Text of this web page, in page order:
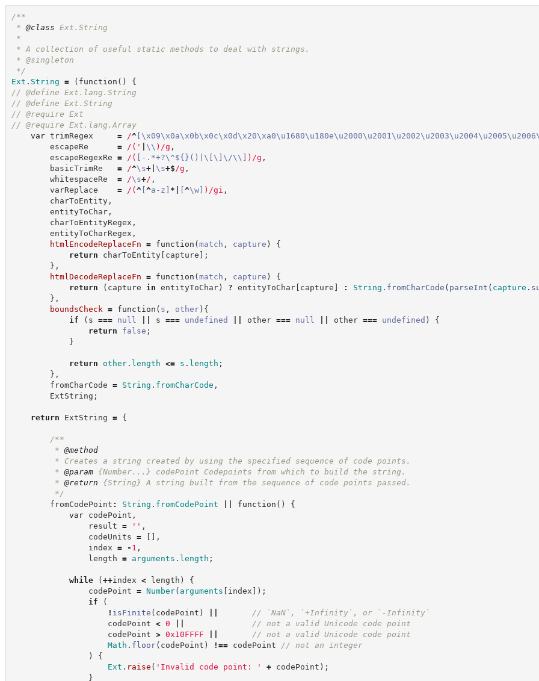
/**
* @class Ext.String
*
* A collection of useful static methods to deal with strings.
* @singleton
*/
Ext . String = ( function ( )
{
// @define Ext.lang.String
// @define Ext.String
// @require Ext
// @require Ext.lang.Array
var trimRegex = /^[ \x09\x0a\x0b\x0c\x0d \x20\xa0\u1680\u180e\u2000\u2001 \u2002\u2003\u2004\u2005\u2006
escapeRe = / ( ' \\ ) /g ,
escapeRegexRe = / ( [ - . *+?\^${}()| \[ \] \/\\ ] ) /g ,
basicTrimRe = /^\s+| \s+$ /g ,
whitespaceRe = /\s+/ ,
varReplace = / (^[^a-z ] * [^\w] ) /gi ,
charToEntity,
entityToChar,
charToEntityRegex ,
entityToCharRegex ,
htmlEncodeReplaceFn = function (match , capture )
{
return charToEntity[ capture ] ;
} ,
htmlDecodeReplaceFn = function (match , capture )
{
return
( capture in entityToChar) ? entityToChar[ capture ] : String . fromCharCode ( parseInt ( capture .
} ,
boundsCheck = function ( s , other) {
if
( s === null s === undefined other === null other === undefined )
{
return
false ;
}
return other. length <= s . length ;
} ,
fromCharCode = String . fromCharCode ,
ExtString ;
return ExtString = {
/**
* @method
* Creates a string created by using the specified sequence of code points.
* @param {Number...} codePoint Codepoints from which to build the string.
* @return {String}
A string built from the sequence of code points passed.
*/
fromCodePoint : String . fromCodePoint function ( )
{
var codePoint ,
result = ' ' ,
codeUnits = [ ] ,
index = - 1 ,
length = arguments . length ;
while (++index < length )
{
codePoint = Number( arguments [ index ] ) ;
if
(
! isFinite ( codePoint ) // `NaN`, `+Infinity`, or `-Infinity`
codePoint < 0 // not a valid Unicode code point
codePoint > 0x10FFFF // not a valid Unicode code point
Math . floor( codePoint ) !== codePoint // not an integer
)
{
Ext . raise ( ' Invalid code point: ' + codePoint ) ;
}